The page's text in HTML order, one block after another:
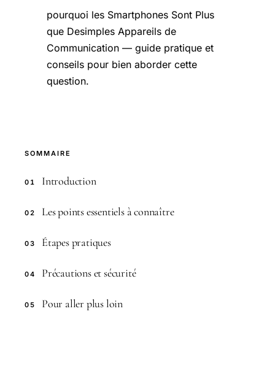
pourquoi les Smartphones Sont Plus
que Desimples Appareils de
Communication — guide pratique et
conseils pour bien aborder cette
question.
SOMMAIRE
01 Introduction
02 Les points essentiels à connaître
03 Étapes pratiques
04 Précautions et sécurité
05 Pour aller plus loin